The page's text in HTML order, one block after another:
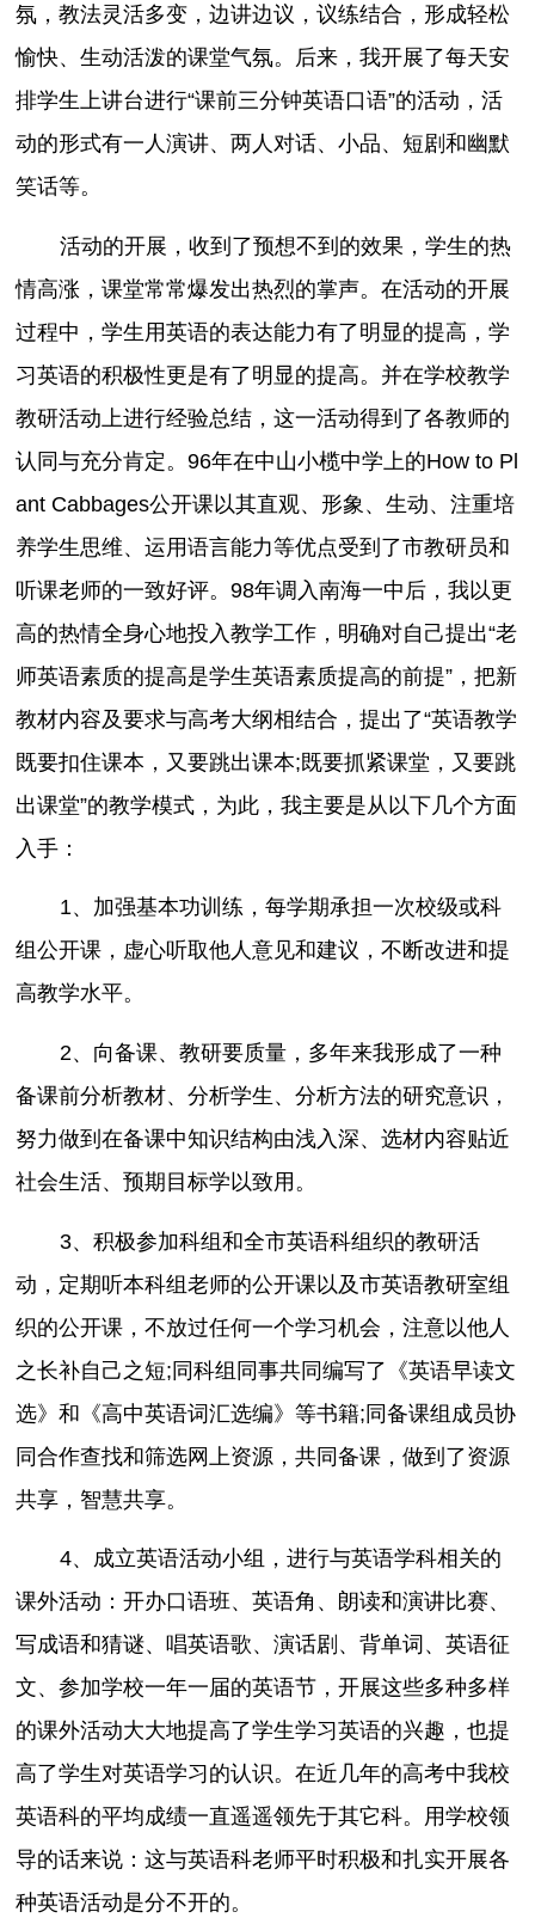
氛，教法灵活多变，边讲边议，议练结合，形成轻松
愉快、生动活泼的课堂气氛。后来，我开展了每天安
排学生上讲台进行“课前三分钟英语口语”的活动，活
动的形式有一人演讲、两人对话、小品、短剧和幽默
笑话等。
活动的开展，收到了预想不到的效果，学生的热
情高涨，课堂常常爆发出热烈的掌声。在活动的开展
过程中，学生用英语的表达能力有了明显的提高，学
习英语的积极性更是有了明显的提高。并在学校教学
教研活动上进行经验总结，这一活动得到了各教师的
认同与充分肯定。96年在中山小榄中学上的How to Pl
ant Cabbages公开课以其直观、形象、生动、注重培
养学生思维、运用语言能力等优点受到了市教研员和
听课老师的一致好评。98年调入南海一中后，我以更
高的热情全身心地投入教学工作，明确对自己提出“老
师英语素质的提高是学生英语素质提高的前提”，把新
教材内容及要求与高考大纲相结合，提出了“英语教学
既要扣住课本，又要跳出课本;既要抓紧课堂，又要跳
出课堂”的教学模式，为此，我主要是从以下几个方面
入手：
1、加强基本功训练，每学期承担一次校级或科
组公开课，虚心听取他人意见和建议，不断改进和提
高教学水平。
2、向备课、教研要质量，多年来我形成了一种
备课前分析教材、分析学生、分析方法的研究意识，
努力做到在备课中知识结构由浅入深、选材内容贴近
社会生活、预期目标学以致用。
3、积极参加科组和全市英语科组织的教研活
动，定期听本科组老师的公开课以及市英语教研室组
织的公开课，不放过任何一个学习机会，注意以他人
之长补自己之短;同科组同事共同编写了《英语早读文
选》和《高中英语词汇选编》等书籍;同备课组成员协
同合作查找和筛选网上资源，共同备课，做到了资源
共享，智慧共享。
4、成立英语活动小组，进行与英语学科相关的
课外活动：开办口语班、英语角、朗读和演讲比赛、
写成语和猜谜、唱英语歌、演话剧、背单词、英语征
文、参加学校一年一届的英语节，开展这些多种多样
的课外活动大大地提高了学生学习英语的兴趣，也提
高了学生对英语学习的认识。在近几年的高考中我校
英语科的平均成绩一直遥遥领先于其它科。用学校领
导的话来说：这与英语科老师平时积极和扎实开展各
种英语活动是分不开的。